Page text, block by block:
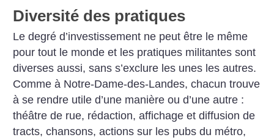
Diversité des pratiques
Le degré d’investissement ne peut être le même
pour tout le monde et les pratiques militantes sont
diverses aussi, sans s’exclure les unes les autres.
Comme à Notre-Dame-des-Landes, chacun trouve
à se rendre utile d’une manière ou d’une autre :
théâtre de rue, rédaction, affichage et diffusion de
tracts, chansons, actions sur les pubs du métro,